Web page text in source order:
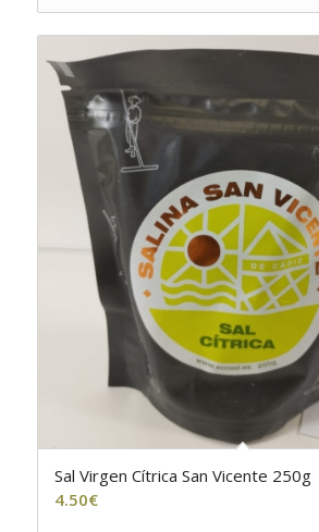
5.00
Sal Virgen Cítrica San Vicente 250g
4.50€